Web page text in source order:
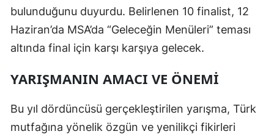
bulunduğunu duyurdu. Belirlenen 10 finalist, 12
Haziran’da MSA’da “Geleceğin Menüleri” teması
altında final için karşı karşıya gelecek.
YARIŞMANIN AMACI VE ÖNEMI
Bu yıl dördüncüsü gerçekleştirilen yarışma, Türk
mutfağına yönelik özgün ve yenilikçi fikirleri